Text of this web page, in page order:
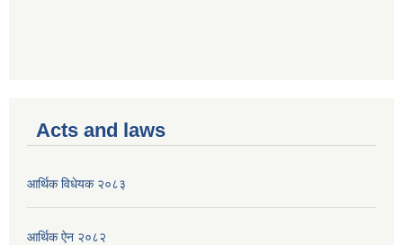
Acts and laws
आर्थिक विधेयक २०८३
आर्थिक ऐन २०८२